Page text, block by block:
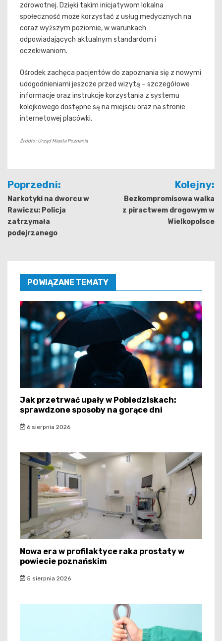
zdrowotnej. Dzięki takim inicjatywom lokalna
społeczność może korzystać z usług medycznych na
coraz wyższym poziomie, w warunkach
odpowiadających aktualnym standardom i
oczekiwaniom.
Ośrodek zachęca pacjentów do zapoznania się z nowymi
udogodnieniami jeszcze przed wizytą – szczegółowe
informacje oraz instrukcje korzystania z systemu
kolejkowego dostępne są na miejscu oraz na stronie
internetowej placówki.
Źródło: Urząd Miasta Poznania
Nawigacja
wpisu
Poprzedni:
Narkotyki na dworcu w
Rawiczu: Policja
zatrzymała
podejrzanego
Kolejny:
Bezkompromisowa walka
z piractwem drogowym w
Wielkopolsce
POWIĄZANE TEMATY
Jak przetrwać upały w Pobiedziskach:
sprawdzone sposoby na gorące dni
6 sierpnia 2026
Nowa era w profilaktyce raka prostaty w
powiecie poznańskim
5 sierpnia 2026